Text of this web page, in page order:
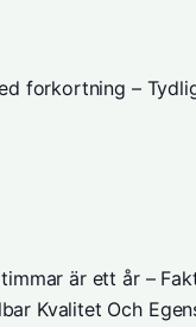
forkortning –
är ett år –
Kvalitet Och